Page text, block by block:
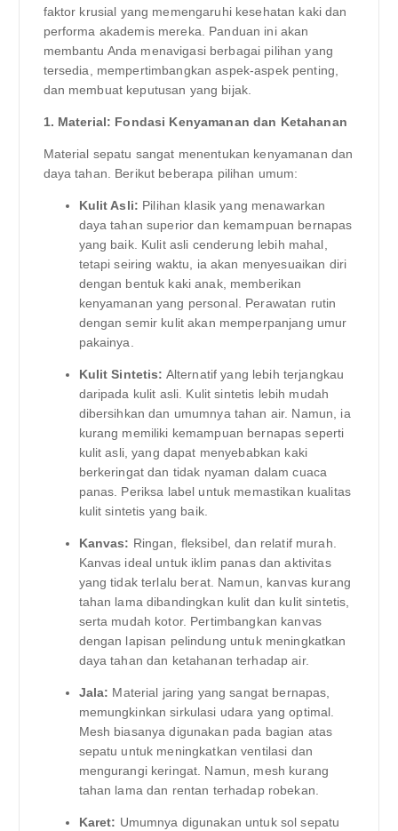
faktor krusial yang memengaruhi kesehatan kaki dan
performa akademis mereka. Panduan ini akan
membantu Anda menavigasi berbagai pilihan yang
tersedia, mempertimbangkan aspek-aspek penting,
dan membuat keputusan yang bijak.
1. Material: Fondasi Kenyamanan dan Ketahanan
Material sepatu sangat menentukan kenyamanan dan
daya tahan. Berikut beberapa pilihan umum:
Kulit Asli: Pilihan klasik yang menawarkan
daya tahan superior dan kemampuan bernapas
yang baik. Kulit asli cenderung lebih mahal,
tetapi seiring waktu, ia akan menyesuaikan diri
dengan bentuk kaki anak, memberikan
kenyamanan yang personal. Perawatan rutin
dengan semir kulit akan memperpanjang umur
pakainya.
Kulit Sintetis: Alternatif yang lebih terjangkau
daripada kulit asli. Kulit sintetis lebih mudah
dibersihkan dan umumnya tahan air. Namun, ia
kurang memiliki kemampuan bernapas seperti
kulit asli, yang dapat menyebabkan kaki
berkeringat dan tidak nyaman dalam cuaca
panas. Periksa label untuk memastikan kualitas
kulit sintetis yang baik.
Kanvas: Ringan, fleksibel, dan relatif murah.
Kanvas ideal untuk iklim panas dan aktivitas
yang tidak terlalu berat. Namun, kanvas kurang
tahan lama dibandingkan kulit dan kulit sintetis,
serta mudah kotor. Pertimbangkan kanvas
dengan lapisan pelindung untuk meningkatkan
daya tahan dan ketahanan terhadap air.
Jala: Material jaring yang sangat bernapas,
memungkinkan sirkulasi udara yang optimal.
Mesh biasanya digunakan pada bagian atas
sepatu untuk meningkatkan ventilasi dan
mengurangi keringat. Namun, mesh kurang
tahan lama dan rentan terhadap robekan.
Karet: Umumnya digunakan untuk sol sepatu